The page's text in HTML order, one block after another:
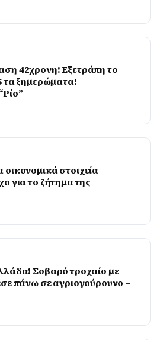
42χρονη! Εξετράπη το
τα ξημερώματα!
στοιχεία
για το ζήτημα της
Σοβαρό τροχαίο με
πάνω σε αγριογούρουνο –